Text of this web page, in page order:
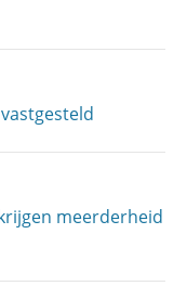
meerderheid